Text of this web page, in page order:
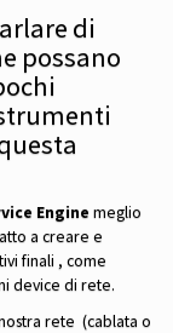
di
possano
Engine meglio
atto a creare e
finali , come
device di rete.
rete (cablata o